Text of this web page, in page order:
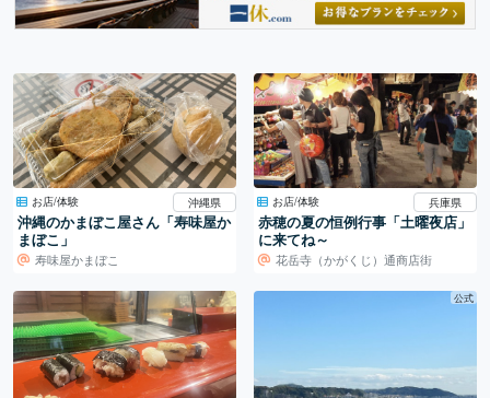
お店/体験 沖縄県
沖縄のかまぼこ屋さん「寿味屋か
まぼこ」
寿味屋かまぼこ
お店/体験 兵庫県
赤穂の夏の恒例行事「土曜夜店」
に来てね～
花岳寺（かがくじ）通商店街
公式